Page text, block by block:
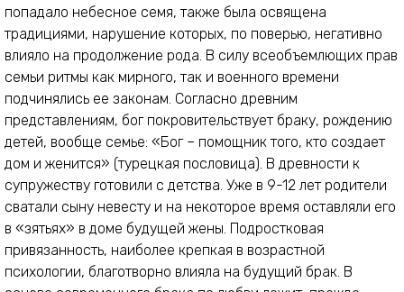
попадало небесное семя, также была освящена
традициями, нарушение которых, по поверью, негативно
влияло на продолжение рода. В силу всеобъемлющих прав
семьи ритмы как мирного, так и военного времени
подчинялись ее законам. Согласно древним
представлениям, бог покровительствует браку, рождению
детей, вообще семье: «Бог – помощник того, кто создает
дом и женится» (турецкая пословица). В древности к
супружеству готовили с детства. Уже в 9-12 лет родители
сватали сыну невесту и на некоторое время оставляли его
в «зятьях» в доме будущей жены. Подростковая
привязанность, наиболее крепкая в возрастной
психологии, благотворно влияла на будущий брак. В